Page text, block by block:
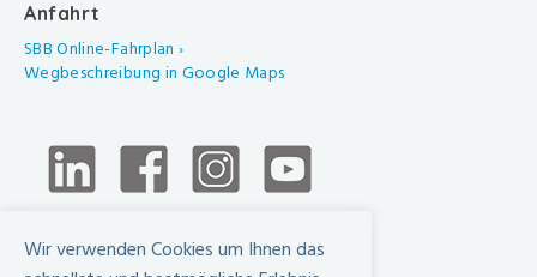
Anfahrt
SBB Online-Fahrplan ›
Wegbeschreibung in Google Maps
Unser Leistungsangebot
Wir verwenden Cookies um Ihnen das